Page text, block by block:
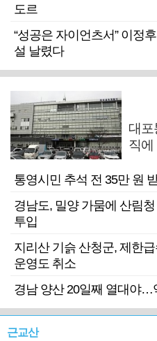
도르
“성공은 자이언츠서” 이정
설 날렸다
대
직
통영시민 추석 전 35만 원
경남도, 밀양 가뭄에 산림
투입
지리산 기슭 산청군, 제한
운영도 취소
경남 양산 20일째 열대야…
근교산